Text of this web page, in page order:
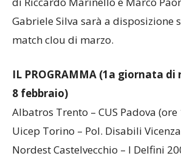
Gabriele Silva sarà a disposizione
match clou di marzo.
IL PROGRAMMA (1a giornata
8 febbraio)
Albatros Trento – CUS Padova (ore
Uicep Torino – Pol. Disabili
Nordest Castelvecchio – I Delfini